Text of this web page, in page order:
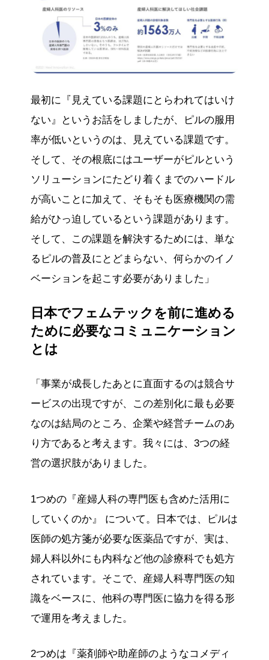
最初に『見えている課題にとらわれてはいけ
ない』というお話をしましたが、ピルの服用
率が低いというのは、見えている課題です。
そして、その根底にはユーザーがピルという
ソリューションにたどり着くまでのハードル
が高いことに加えて、そもそも医療機関の需
給がひっ迫しているという課題があります。
そして、この課題を解決するためには、単な
るピルの普及にとどまらない、何らかのイノ
ベーションを起こす必要がありました」
日本でフェムテックを前に進める
ために必要なコミュニケーション
とは
「事業が成長したあとに直面するのは競合サ
ービスの出現ですが、この差別化に最も必要
なのは結局のところ、企業や経営チームのあ
り方であると考えます。我々には、3つの経
営の選択肢がありました。
1つめの『産婦人科の専門医も含めた活用に
していくのか』 について。日本では、ピルは
医師の処方箋が必要な医薬品ですが、実は、
婦人科以外にも内科など他の診療科でも処方
されています。そこで、産婦人科専門医の知
識をベースに、他科の専門医に協力を得る形
で運用を考えました。
2つめは『薬剤師や助産師のようなコメディ